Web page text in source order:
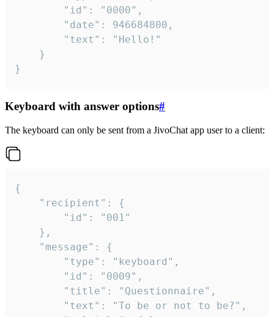
}
Keyboard with answer options#
The keyboard can only be sent from a JivoChat app user to a client:
{